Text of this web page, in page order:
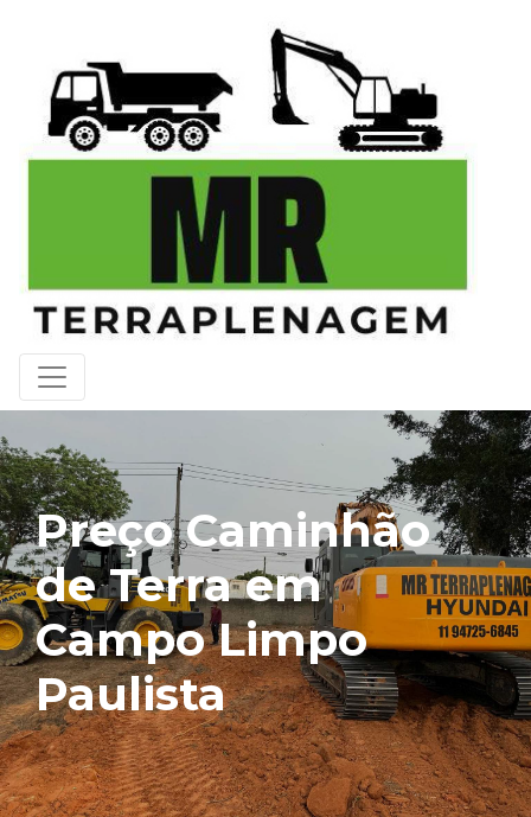
Preço Caminhão
de Terra em
Campo Limpo
Paulista